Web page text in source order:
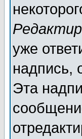
уже
надпись,
Эта